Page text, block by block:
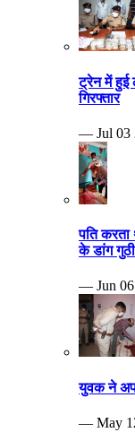
ट्रेन में हुई
गिरफ्तार
— Jul 03
पति करता
के डांग
— Jun 06
युवक ने
— May